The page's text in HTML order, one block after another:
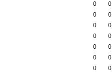
0 0
0 0
0 0
0 0
0 0
0 0
0 0